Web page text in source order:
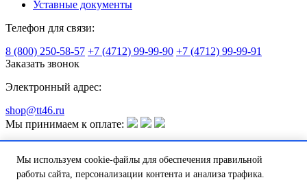
Уставные документы
Телефон для связи:
8 (800) 250-58-57 +7 (4712) 99-99-90 +7 (4712) 99-99-91
Заказать звонок
Электронный адрес:
shop@tt46.ru
Мы принимаем к оплате:
Мы используем cookie-файлы для обеспечения правильной
работы сайта, персонализации контента и анализа трафика.